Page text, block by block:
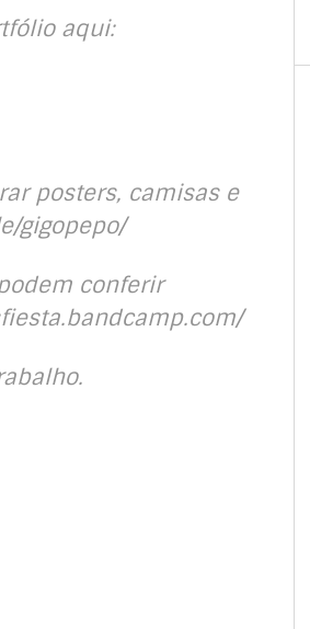
aqui:
posters, camisas e
gigopepo/
conferir